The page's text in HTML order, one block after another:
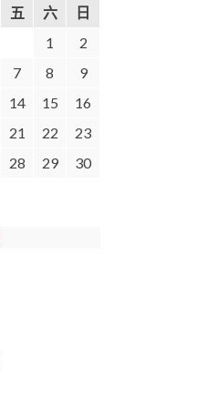
五 六
日
1
2
7 8
9
14 15
16
21 22
23
28 29
30